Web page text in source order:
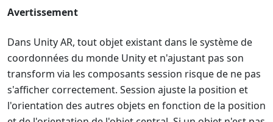
Avertissement
Dans Unity AR, tout objet existant dans le système de
coordonnées du monde Unity et n'ajustant pas son
transform via les composants session risque de ne pas
s'afficher correctement. Session ajuste la position et
l'orientation des autres objets en fonction de la position